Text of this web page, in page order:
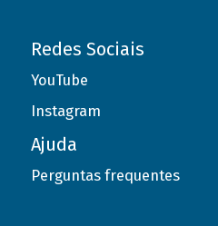
Redes Sociais
YouTube
Instagram
Ajuda
Perguntas frequentes